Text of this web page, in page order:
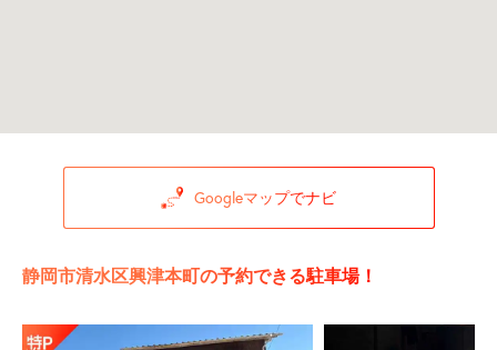
Googleマップでナビ
静岡市清水区興津本町の予約できる駐車場！